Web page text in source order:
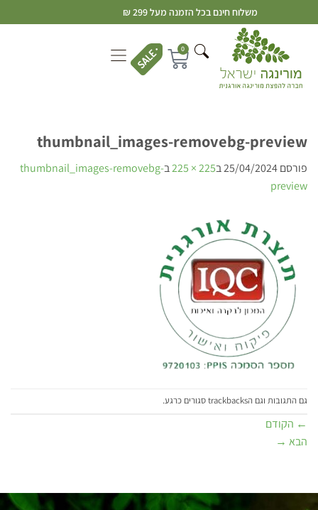
משלוח חינם בכל הזמנה מעל 299 ₪
0
thumbnail_images-removebg-preview
פורסם25/04/2024ב225 × 225 בthumbnail_images-removebg-
preview
גם התגובות וגם הtrackbacks סגורים כרגע.
← הקודם
הבא →